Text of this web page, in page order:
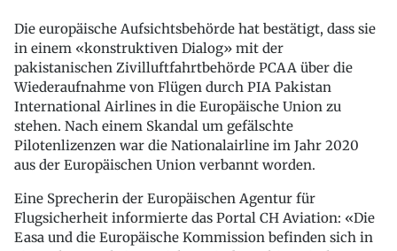
Die europäische Aufsichtsbehörde hat bestätigt, dass sie
in einem «konstruktiven Dialog» mit der
pakistanischen Zivilluftfahrtbehörde PCAA über die
Wiederaufnahme von Flügen durch PIA Pakistan
International Airlines in die Europäische Union zu
stehen. Nach einem Skandal um gefälschte
Pilotenlizenzen war die Nationalairline im Jahr 2020
aus der Europäischen Union verbannt worden.
Eine Sprecherin der Europäischen Agentur für
Flugsicherheit informierte das Portal CH Aviation: «Die
Easa und die Europäische Kommission befinden sich in